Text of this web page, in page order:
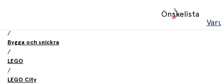
Önskelista
/
Bygga och snickra
/
LEGO
/
LEGO City